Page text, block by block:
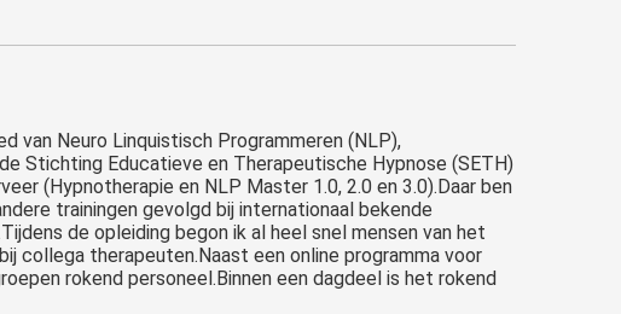
van Neuro Linquistisch Programmeren (NLP),
Stichting Educatieve en Therapeutische Hypnose (SETH)
(Hypnotherapie en NLP Master 1.0, 2.0 en 3.0).Daar ben
trainingen gevolgd bij internationaal bekende
de opleiding begon ik al heel snel mensen van het
collega therapeuten.Naast een online programma voor
rokend personeel.Binnen een dagdeel is het rokend